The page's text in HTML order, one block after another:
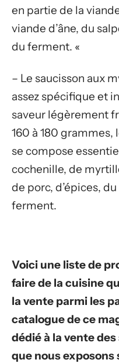
en partie de la
viande d’âne, du
du ferment. «
– Le saucisson aux
assez spécifique et
saveur légèrement
160 à 180
se compose
cochenille, de
de porc, d’épices,
ferment.
Voici une liste de
faire de la cuisine
la vente parmi les
catalogue de ce
dédié à la vente
que nous exposons